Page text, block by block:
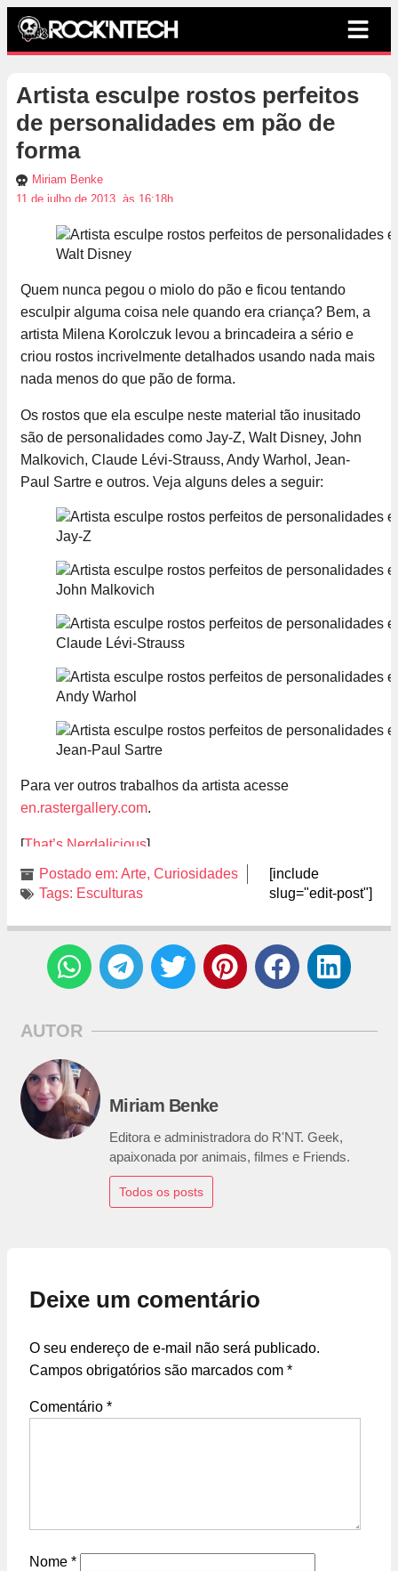
Artista esculpe rostos perfeitos
de personalidades em pão de
forma
Miriam Benke
11 de julho de 2013, às 16:18h
Walt Disney
Quem nunca pegou o miolo do pão e ficou tentando
esculpir alguma coisa nele quando era criança? Bem, a
artista Milena Korolczuk levou a brincadeira a sério e
criou rostos incrivelmente detalhados usando nada mais
nada menos do que pão de forma.
Os rostos que ela esculpe neste material tão inusitado
são de personalidades como Jay-Z, Walt Disney, John
Malkovich, Claude Lévi-Strauss, Andy Warhol, Jean-
Paul Sartre e outros. Veja alguns deles a seguir:
Jay-Z
John Malkovich
Claude Lévi-Strauss
Andy Warhol
Jean-Paul Sartre
Para ver outros trabalhos da artista acesse
en.rastergallery.com.
[That’s Nerdalicious]
Postado em: Arte, Curiosidades
Tags: Esculturas
[include
slug="edit-post"]
AUTOR
Miriam Benke
Editora e administradora do R'NT. Geek,
apaixonada por animais, filmes e Friends.
Todos os posts
Deixe um comentário
O seu endereço de e-mail não será publicado.
Campos obrigatórios são marcados com *
Comentário *
Nome *